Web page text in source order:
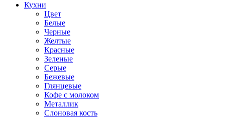
Кухни
Цвет
Белые
Черные
Желтые
Красные
Зеленые
Серые
Бежевые
Глянцевые
Кофе с молоком
Металлик
Слоновая кость